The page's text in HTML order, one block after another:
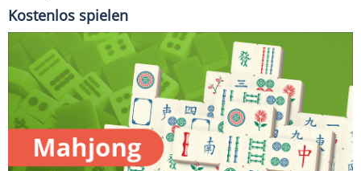
Kostenlos spielen